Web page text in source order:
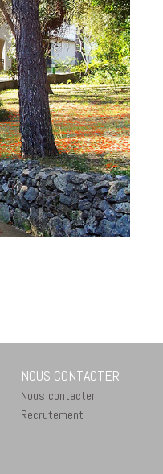
NOUS CONTACTER
Nous contacter
Recrutement